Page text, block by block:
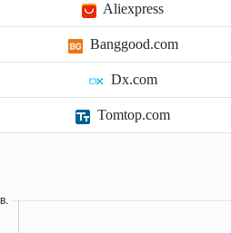
Aliexpress
Banggood.com
Dx.com
Tomtop.com